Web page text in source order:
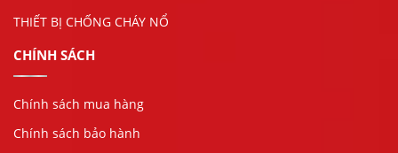
THIẾT BỊ CHỐNG CHÁY NỔ
CHÍNH SÁCH
Chính sách mua hàng
Chính sách bảo hành